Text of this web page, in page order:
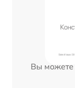
Вы можете